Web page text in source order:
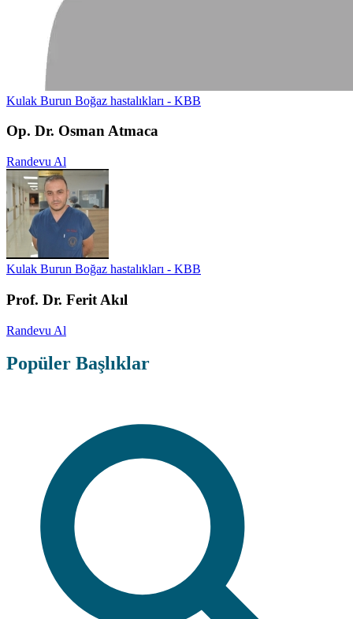
Kulak Burun Boğaz hastalıkları - KBB
Op. Dr. Osman Atmaca
Randevu Al
Kulak Burun Boğaz hastalıkları - KBB
Prof. Dr. Ferit Akıl
Randevu Al
Popüler Başlıklar